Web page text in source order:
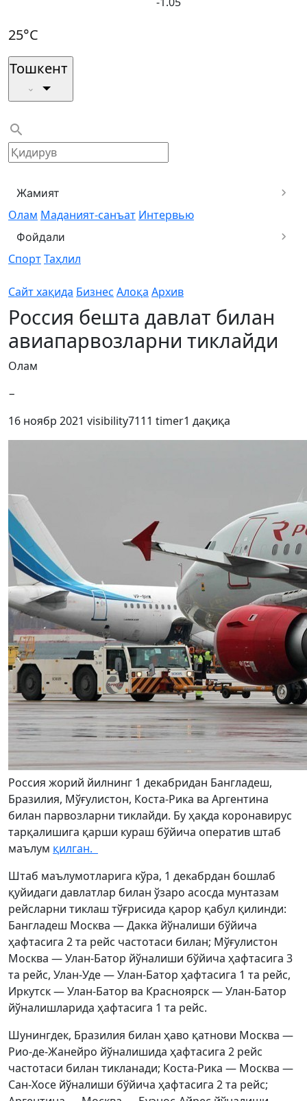
25°C
Тошкент
Жамият
Олам Маданият-санъат Интервью
Фойдали
СпортТаҳлил
Сайт хақида Бизнес Алоқа Архив
Россия бешта давлат билан
авиапарвозларни тиклайди
Олам
−
16 ноябр 2021 visibility7111 timer1 дақиқа
Россия жорий йилнинг 1 декабридан Бангладеш,
Бразилия, Мўғулистон, Коста-Рика ва Аргентина
билан парвозларни тиклайди. Бу ҳақда коронавирус
тарқалишига қарши кураш бўйича оператив штаб
маълум қилган.
Штаб маълумотларига кўра, 1 декабрдан бошлаб
қуйидаги давлатлар билан ўзаро асосда мунтазам
рейсларни тиклаш тўғрисида қарор қабул қилинди:
Бангладеш Москва — Дакка йўналиши бўйича
ҳафтасига 2 та рейс частотаси билан; Мўғулистон
Москва — Улан-Батор йўналиши бўйича ҳафтасига 3
та рейс, Улан-Уде — Улан-Батор ҳафтасига 1 та рейс,
Иркутск — Улан-Батор ва Красноярск — Улан-Батор
йўналишларида ҳафтасига 1 та рейс.
Шунингдек, Бразилия билан ҳаво қатнови Москва —
Рио-де-Жанейро йўналишида ҳафтасига 2 рейс
частотаси билан тикланади; Коста-Рика — Москва —
Сан-Хосе йўналиши бўйича ҳафтасига 2 та рейс;